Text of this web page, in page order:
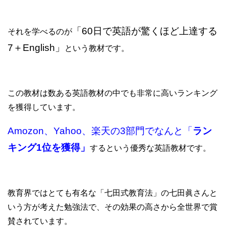
それを学べるのが
「60日で英語が驚くほど上達する
7＋English」
という教材です。
この教材は数ある英語教材の中でも非常に高いランキング
を獲得しています。
Amozon、Yahoo、楽天の3部門でなんと「 ラン
キング1位を獲得」 するという優秀な英語教材です。
教育界ではとても有名な「七田式教育法」の七田眞さんと
いう方が考えた勉強法で、その効果の高さから全世界で賞
賛されています。